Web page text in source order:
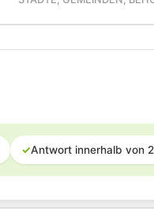
✓Antwort innerhalb von